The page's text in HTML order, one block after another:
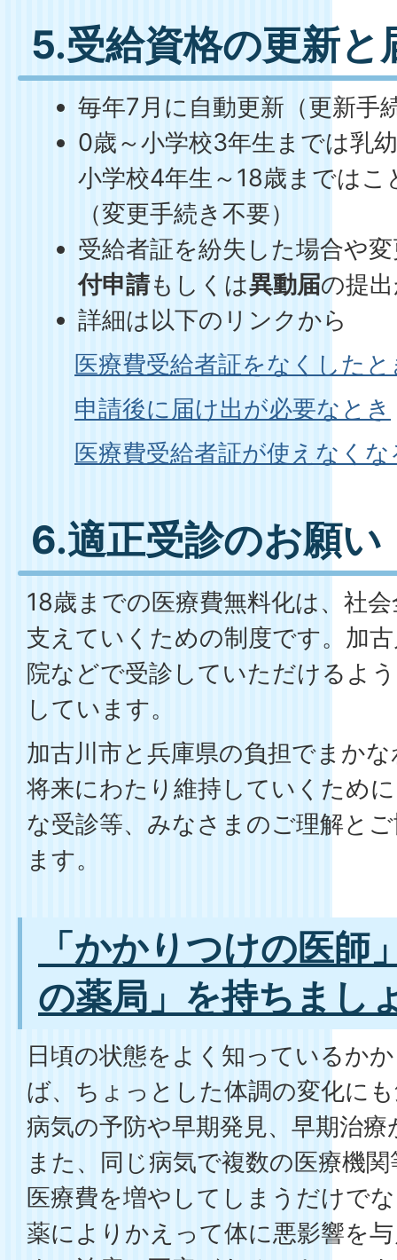
5.受給資格の更新と
毎年7月に自動更新（更新手
0歳～小学校3年生までは乳
小学校4年生～18歳まではこ
（変更手続き不要）
受給者証を紛失した場合や
付申請もしくは異動届の提
詳細は以下のリンクから
医療費受給者証をなくしたと
申請後に届け出が必要なとき
医療費受給者証が使えなく
6.適正受診のお願い
18歳までの医療費無料化は、社
支えていくための制度です。加
院などで受診していただけるよ
しています。
加古川市と兵庫県の負担でまか
将来にわたり維持していくため
な受診等、みなさまのご理解と
ます。
「かかりつけの医師
の薬局」を持ちまし
日頃の状態をよく知っているか
ば、ちょっとした体調の変化に
病気の予防や早期発見、早期治
また、同じ病気で複数の医療機
医療費を増やしてしまうだけで
薬によりかえって体に悪影響を